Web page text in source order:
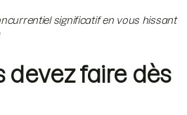
significatif en vous hissant
devez faire dès